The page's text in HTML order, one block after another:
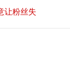
让粉丝失
让粉丝失